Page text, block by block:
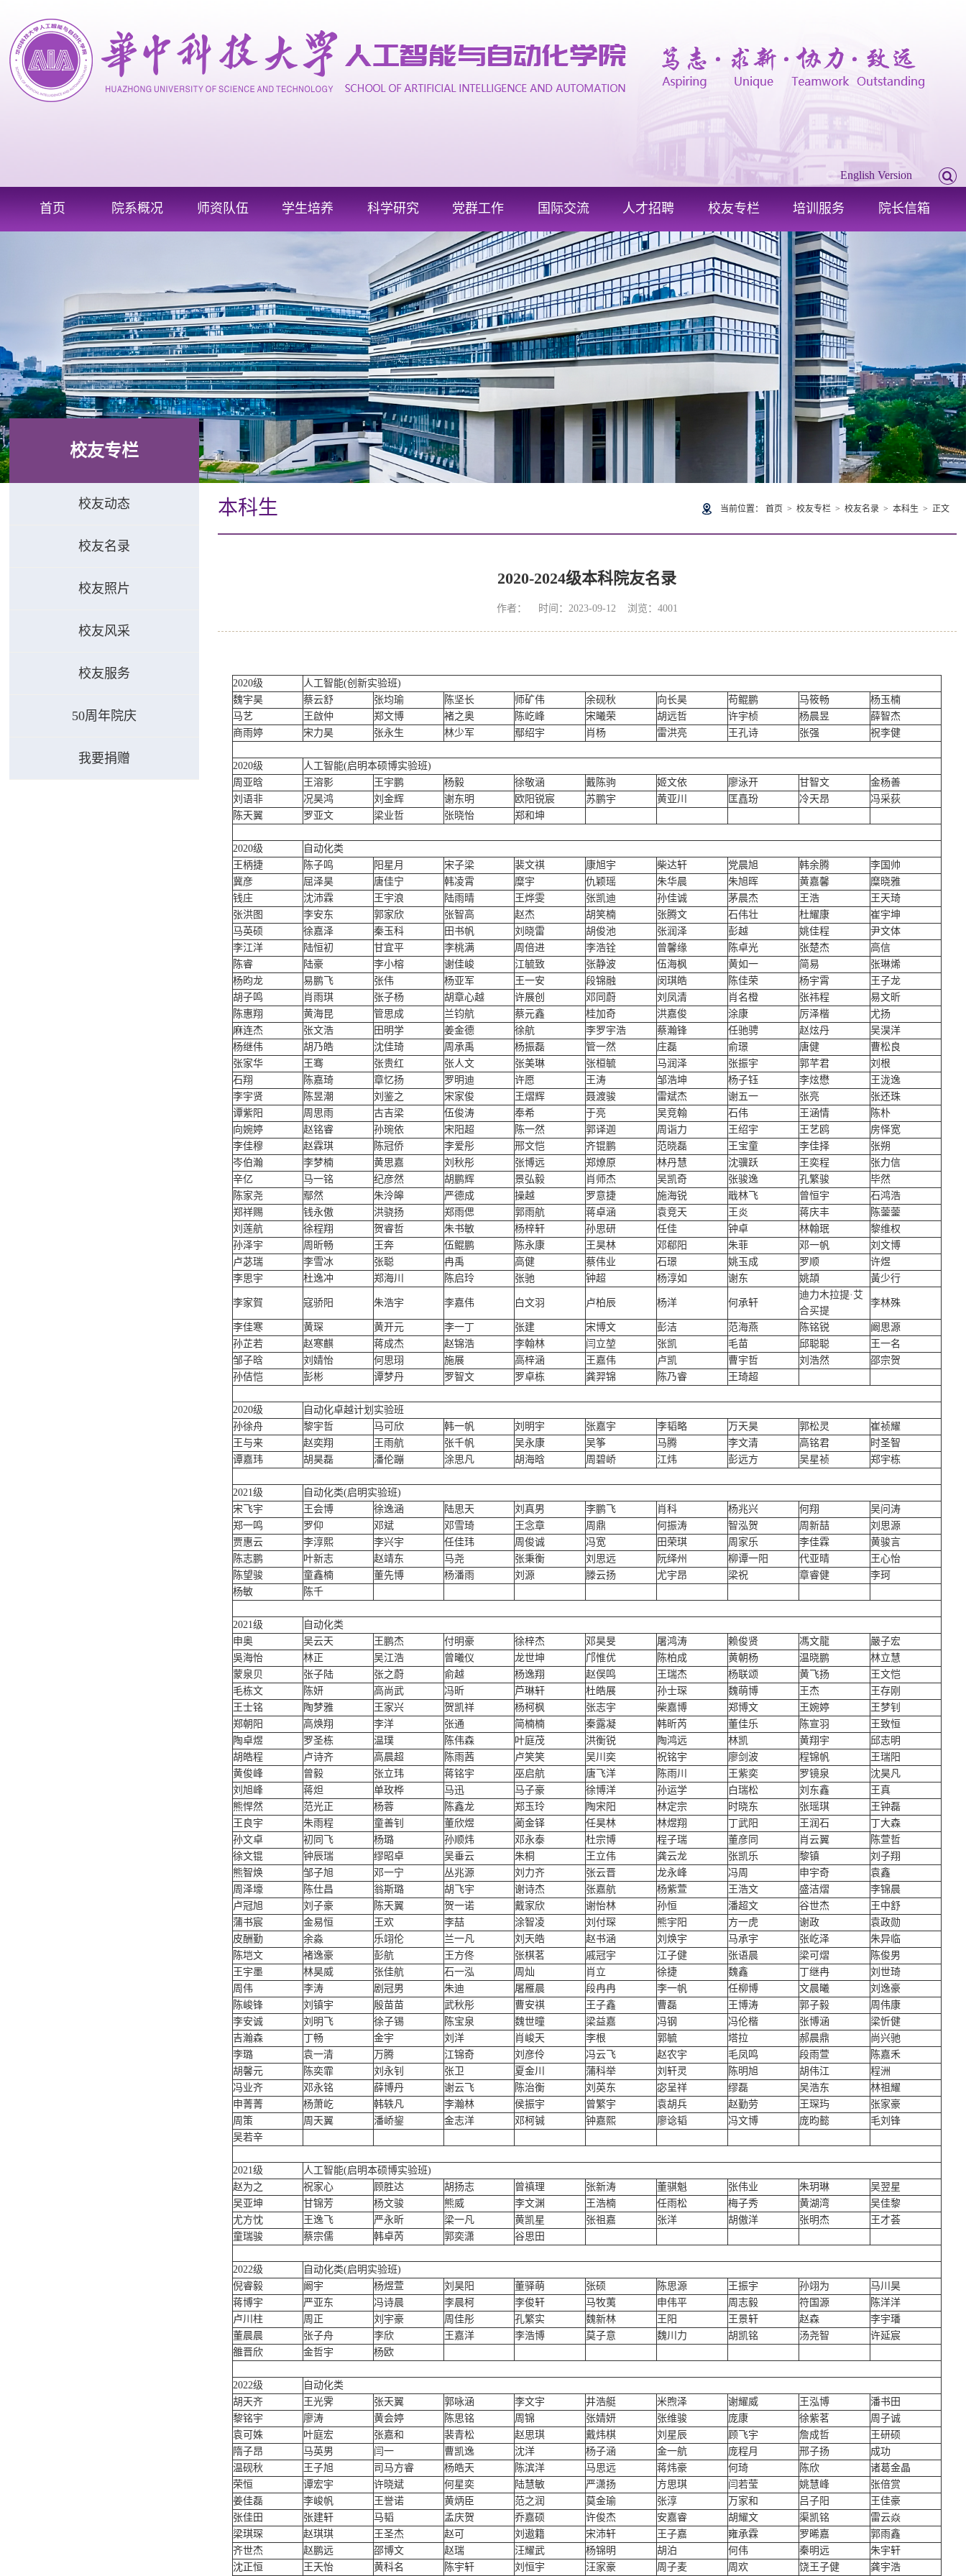
English Version
首页 院系概况 师资队伍 学生培养 科学研究 党群工作 国际交流 人才招聘 校友专栏 培训服务 院长信箱
校友专栏
校友动态
校友名录
校友照片
校友风采
校友服务
50周年院庆
我要捐赠
本科生 当前位置： 首页 > 校友专栏> 校友名录> 本科生 > 正文
2020-2024级本科院友名录
作者： 时间：2023-09-12 浏览： 4001
2020级
人工智能(创新实验班)
魏宇昊
蔡云舒 张均瑜 陈坚长 师矿伟 余砚秋 向长昊 苟鲲鹏 马筱畅
杨玉楠
马艺
王啟仲 郑文博 褚之奥 陈屹峰 宋曦荣 胡远哲 许宇桢 杨晨昱
薛智杰
商雨婷
宋力昊 张永生 林少军 鄢绍宇 肖杨 雷洪亮 王孔诗 张强 祝李健
2020级
人工智能(启明本硕博实验班)
周亚晗
王溶影 王宇鹏 杨毅 徐敬涵 戴陈驹 姬文依 廖泳开 甘智文
金杨善
刘语非
况昊鸿 刘金辉 谢东明 欧阳锐宸 苏鹏宇 黄亚川 匡嚞玢 冷天昂
冯采荻
陈天翼
罗亚文 梁业哲 张晓怡 郑和坤
2020级
自动化类
王柄捷
陈子鸣 阳星月 宋子梁 裴文祺 康旭宇 柴达轩 党晨旭 韩余腾
李国帅
冀彦
屈泽昊 唐佳宁 韩凌霄 糜宇 仇颖瑶 朱华晨 朱旭晖 黄嘉馨
糜晓雅
钱庄
沈沛霖 王宇浪 陆雨晴 王烨雯 张凯迪 孙佳诚 茅晨杰 王浩
王天琦
张洪图
李安东 郭家欣 张智高 赵杰 胡笑楠 张腾文 石伟壮 杜耀康
崔宇坤
马英硕
徐嘉泽 秦玉科 田书帆 刘晓雷 胡俊池 张润泽 彭越 姚佳程
尹文体
李江洋
陆恒初 甘宜平 李桃满 周倍进 李浩铨 曾馨缘 陈卓光 张楚杰
高信
陈睿
陆豪 李小榕 谢佳峻 江毓致 张静波 伍海枫 黄如一 简易
张琳烯
杨昀龙
易鹏飞 张伟 杨亚军 王一安 段锦融 闵琪皓 陈佳荣 杨宇霄
王子龙
胡子鸣
肖雨琪 张子杨 胡章心越 许展创 邓同蔚 刘凤清 肖名橙 张祎程
易文昕
陈惠翔
黄海昆 管思成 兰钧航 蔡元鑫 桂加奇 洪嘉俊 涂康 厉泽楷
尤扬
麻连杰
张文浩 田明学 姜金德 徐航 李罗宇浩 蔡瀚锋 任驰骋 赵炫丹
吴淏洋
杨继伟
胡乃皓 沈佳琦 周承禹 杨振磊 管一然 庄磊 俞璟 唐健
曹松良
张家华
王骞 张贵红 张人文 张美琳 张桓毓 马润泽 张振宇 郭芊君
刘根
石翔
陈嘉琦 章忆扬 罗明迪 许愿 王涛 邹浩坤 杨子钰 李炫懋
王泷逸
李宇贤
陈昱潮 刘鉴之 宋家俊 王熠辉 聂渡骏 雷斌杰 谢五一 张亮
张还珠
谭紫阳
周思雨 古吉梁 伍俊涛 奉希 于亮 吴竞翰 石伟 王涵情
陈朴
向婉婷
赵铭睿 孙琬依 宋阳超 陈一然 郭译迦 周诣力 王绍宇 王艺鸥
房怿宽
李佳穆
赵霖琪 陈冠侨 李爱彤 邢文恺 齐锟鹏 范晓磊 王宝童 李佳择
张朔
岑伯瀚
李梦楠 黄思嘉 刘秋彤 张博远 郑燎原 林丹慧 沈骥跃 王奕程
张力信
辛亿
马一铭 纪彦然 胡鹏辉 景弘毅 肖师杰 吴凯奇 张骏逸 孔繁骏
毕然
陈家尧
鄢然 朱泠皞 严德成 操越 罗意捷 施海锐 戢林飞 曾恒宇
石鸿浩
郑祥赐
钱永傲 洪骁扬 郑雨偲 郭雨航 蒋卓涵 袁竞天 王炎 蒋庆丰
陈蓥蓥
刘莲航
徐程翔 贺睿哲 朱书敏 杨梓轩 孙思研 任佳 钟卓 林翰珉
黎维权
孙泽宇
周昕畅 王奔 伍鲲鹏 陈永康 王昊林 邓郗阳 朱菲 邓一帆
刘文博
卢苾瑞
李雪冰 张聪 冉禹 高健 蔡伟业 石璟 姚玉成 罗顺
许煜
李思宇
杜逸冲 郑海川 陈启玲 张驰 钟超 杨淳如 谢东 姚頡 黃少行
李家賀 寇骄阳 朱浩宇 李嘉伟 白文羽 卢柏辰 杨洋 何承轩
迪力木拉提·艾
合买提
李林殊
李佳寒 黄琛 黄开元 李一丁 张建 宋博文 彭洁 范海燕 陈铭锐
阚思源
孙芷若
赵寒麒 蒋成杰 赵锦浩 李翰林 闫立堃 张凯 毛苗 邱聪聪
王一名
邹子晗
刘婧怡 何思珝 施展 高梓涵 王嘉伟 卢凯 曹宇哲 刘浩然
邵宗贺
孙佶恺
彭彬 谭梦丹 罗智文 罗卓栋 龚羿锦 陈乃睿 王琦超
2020级
自动化卓越计划实验班
孙徐舟
黎宇哲 马可欣 韩一帆 刘明宇 张嘉宇 李韬略 万天昊 郭松灵
崔祯耀
王与来
赵奕翔 王雨航 张千帆 吴永康 吴筝 马腾 李文清 高铭君
时圣智
谭嘉玮
胡昊磊 潘伦蹦 涂思凡 胡海晗 周碧峤 江炜 彭远方 吴星祯 郑宇栋
2021级
自动化类(启明实验班)
宋飞宇
王会博 徐逸涵 陆思天 刘真男 李鹏飞 肖科 杨兆兴 何翔
吴问涛
郑一鸣
罗仰 邓斌 邓雪琦 王念章 周鼎 何振涛 智泓贺 周新喆
刘思源
贾惠云
李淳熙 李兴宇 任佳玮 周俊诚 冯宽 田荣琪 周家乐 李佳霖
黄骏言
陈志鹏
叶新志 赵靖东 马尧 张秉衡 刘思远 阮绎州 柳谭一阳 代亚晴
王心怡
陈望骏
童鑫楠 董先博 杨潘雨 刘源 滕云扬 尤宇昂 梁祝 章睿健
李珂
杨敏
陈千
2021级
自动化类
申奥
吴云天 王鹏杰 付明豪 徐梓杰 邓昊旻 屠鸿涛 赖俊贤 馮文龍
嚴子宏
吳海怡
林正 吴江浩 曾曦仪 龙世坤 邝惟优 陈柏成 黄朝杨 温晓鹏
林立慧
蒙泉贝
张子陆 张之蔚 俞越 杨逸翔 赵俣鸣 王瑞杰 杨联颂 黄飞扬
王文恺
毛栋文
陈妍 高尚武 冯昕 芦琳轩 杜皓展 孙士琛 魏萌博 王杰
王存刚
王士铭
陶梦雅 王家兴 贺凯祥 杨柯枫 张志宇 柴嘉博 郑博文 王婉婷
王梦钊
郑朝阳
高焕翔 李洋 张通 简楠楠 秦露凝 韩昕芮 董佳乐 陈宣羽
王致恒
陶卓煜
罗圣栋 温璞 陈伟森 叶庭茂 洪衡锐 陶鸿远 林凯 黄翔宇
邱志明
胡皓程
卢诗齐 高晨超 陈雨茜 卢笑笑 吴川奕 祝铭宇 廖剑波 程锦帆
王瑞阳
黄俊峰
曾毅 张立玮 蒋铭宇 巫启航 唐飞洋 陈雨川 王紫奕 罗镜泉
沈昊凡
刘旭峰
蒋炟 单玫桦 马迅 马子豪 徐博洋 孙运学 白瑞松 刘东鑫
王真
熊悍然
范光正 杨蓉 陈鑫龙 郑玉玲 陶宋阳 林定宗 时晓东 张瑶琪
王钟磊
王良宇
朱雨程 童善钊 董欣煜 蔺金铎 任昊林 林煜翔 丁武阳 王润石
丁大森
孙文卓
初同飞 杨璐 孙顺炜 邓永泰 杜宗博 程子瑞 董彦同 肖云翼
陈萱哲
徐文锟
钟辰瑞 缪昭卓 吴垂云 朱桐 王立伟 龚云龙 张凯乐 黎镇
刘子翔
熊智焕
邹子旭 邓一宁 丛兆源 刘力齐 张云晋 龙永峰 冯周 申宇奇
袁鑫
周泽壕
陈仕昌 翁斯璐 胡飞宇 谢诗杰 张嘉航 杨紫萱 王浩文 盛洁熠
李锦晨
卢冠旭
刘子豪 陈天翼 贺一诺 戴家欣 谢怡林 孙恒 潘超文 谷世杰
王中舒
蒲书宸
金易恒 王欢 李喆 涂智凌 刘付琛 熊宇阳 方一虎 谢政
袁政勋
皮酬勤
余淼 乐翊伦 兰一凡 刘天皓 赵书涵 刘焕宇 马承宇 张屹泽
朱异临
陈垲文
褚逸豪 彭航 王方佟 张棋茗 戚冠宇 江子健 张语晨 梁可熠
陈俊男
王宇墨
林昊威 张佳航 石一泓 周灿 肖立 徐捷 魏鑫 丁继冉
刘世琦
周伟
李涛 剧冠男 朱迪 屠雁晨 段冉冉 李一帆 任柳博 文晨曦
刘逸豪
陈峻锋
刘镇宇 殷苗苗 武秋彤 曹安祺 王子鑫 曹磊 王博涛 郭子毅
周伟康
李安诚
刘明飞 徐子锡 陈宝泉 魏世曈 梁益嘉 冯钢 冯伦楷 张博涵
梁忻健
吉瀚森
丁畅 金宇 刘洋 肖峻天 李根 郭毓 塔拉 郝晨鼎
尚兴驰
李璐
袁一清 万腾 江锦奇 刘彦伶 冯云飞 赵农宇 毛凤鸣 段雨萱
陈嘉禾
胡馨元
陈奕霏 刘永钊 张卫 夏金川 蒲科举 刘轩灵 陈明旭 胡伟江
程洲
冯业齐
邓永铭 薛博丹 谢云飞 陈治衡 刘英东 宓呈祥 缪磊 吴浩东
林祖耀
申菁菁
杨萧屹 韩轶凡 李瀚林 侯振宇 曾繁宇 袁胡兵 赵勤劳 王琛玙
张家豪
周策
周天翼 潘峤鋆 金志洋 邓柯铖 钟嘉熙 廖谂韬 冯文博 庞昀懿
毛刘锋
吴若辛
2021级
人工智能(启明本硕博实验班)
赵为之
祝家心 顾胜达 胡扬志 曾禛理 张新涛 董骐魁 张伟业 朱玥琳
吴翌星
吴亚坤
甘锦芳 杨文骏 熊威 李文渊 王浩楠 任雨松 梅子秀 黄湖湾
吴佳黎
尤方忱
王逸飞 严永昕 梁一凡 黄凯星 张祖嘉 张洋 胡傲洋 张明杰
王才荟
童瑞骏
蔡宗儒 韩卓芮 郭奕潇 谷思田
2022级
自动化类(启明实验班)
倪睿毅
阚宇 杨煜萱 刘昊阳 董驿萌 张硕 陈思源 王振宇 孙翊为
马川昊
蒋博宇
严亚东 冯诗晨 李晨柯 李俊轩 马牧荑 申伟平 周志毅 符国源
陈洋洋
卢川柱
周正 刘宇豪 周佳彤 孔繁实 魏新林 王阳 王景轩 赵森
李宇璠
董晨晨
张子舟 李欣 王嘉洋 李浩博 莫子意 魏川力 胡凯铭 汤尧智
许延宸
雒晋欣
金哲宇 杨欧
2022级
自动化类
胡天齐
王光霁 张天翼 郭咏涵 李文宇 井浩艇 米煦泽 谢耀威 王泓博
潘书田
黎铭宇
廖涛 黄会婷 陈思铭 周锦 张婧妍 张维骏 庞康 徐紫茗
周子诚
袁可姝
叶庭宏 张嘉和 裴青松 赵思琪 戴炜棋 刘星辰 顾飞宇 詹成哲
王研硕
隋子昂
马英男 闫一 曹凯逸 沈洋 杨子涵 金一航 庞程月 邢子扬
成功
温砚秋
王子旭 司马方睿 杨皓天 陈滨洋 马思远 蒋炜豪 何琦 陈欣
诸葛金晶
荣恒
谭宏宇 许晓斌 何星奕 陆慧敏 严潇扬 方思琪 闫若莹 姚慧峰
张倍赏
姜佳磊
李峻帆 王誉诺 黄炳臣 范之润 莫金瑜 张淳 万家和 吕子阳
王佳豪
张佳田
张建轩 马韬 孟庆贺 乔嘉硕 许俊杰 安嘉睿 胡耀文 渠凯铭
雷云焱
梁琪琛
赵琪琪 王圣杰 赵可 刘遨籍 宋沛轩 王子嘉 雍承霖 罗晞嘉
郭雨鑫
齐世杰
赵鹏远 邵博文 赵瑞 汪耀武 杨锦明 胡泊 何伟 秦明远
朱宇轩
沈正恒
王天怡 黄科名 陈宇轩 刘恒宇 汪家豪 周子麦 周欢 饶王子健 龚宇浩